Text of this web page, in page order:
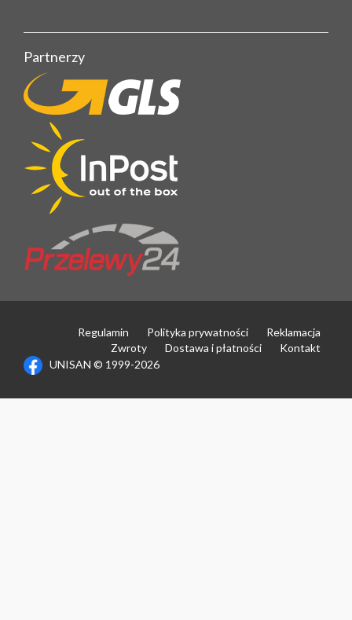
Partnerzy
Regulamin Polityka prywatności
Reklamacja
Zwroty
Dostawa i płatności
Kontakt
UNISAN © 1999-2026